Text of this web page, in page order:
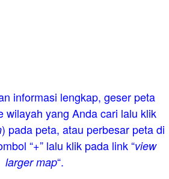
informasi lengkap, geser peta
wilayah yang Anda cari lalu klik
) pada peta, atau perbesar peta di
“+” lalu klik pada link “view
larger map“.